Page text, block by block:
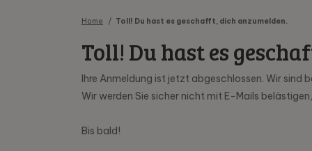
Home Toll! Du hast es geschafft, dich anzumelden.
Toll! Du hast es
Ihre Anmeldung ist jetzt abgeschlossen. Wir sind
Wir werden Sie sicher nicht mit E-Mails
Bis bald!